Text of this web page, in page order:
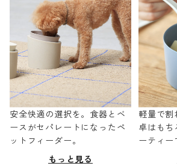
安全快適の選択を。食器とベ
ースがセパレートになったペ
ットフィーダー。
もっと見る
軽量で割
卓はもち
ーティー